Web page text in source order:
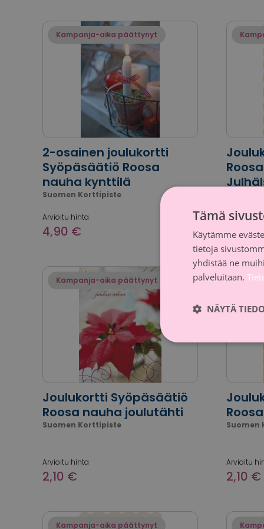
Kampanja-aika päättynyt
2-osainen joulukortti
Syöpäsäätiö Roosa
nauha kynttilä
Suomen Korttipiste
Arvioitu hinta
4,90 €
Arvioitu
3,90 €
Kampanja-aika päättynyt
Joulukortti Syöpäsäätiö
Roosa nauha joulutähti
Suomen Korttipiste
Arvioitu hinta
2,10 €
Suomen
Arvioitu
2,10 €
Kampanja-aika päättynyt
Tämä
Käytämme
tietoja
yhdistää ne
palveluitaan.
NÄYTÄ